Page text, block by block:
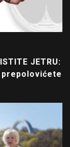
JETRU:
prepolovićete